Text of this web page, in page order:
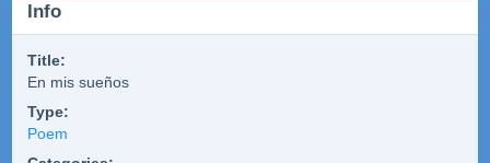
Info
Title:
En mis sueños
Type:
Poem